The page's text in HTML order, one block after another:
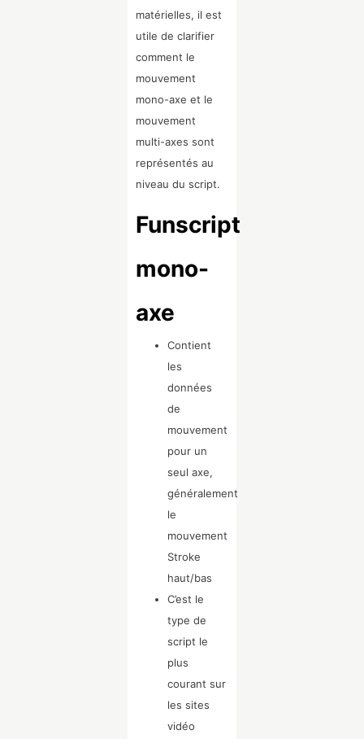
matérielles, il est
utile de clarifier
comment le
mouvement
mono-axe et le
mouvement
multi-axes sont
représentés au
niveau du script.
Funscript
mono-
axe
Contient
les
données
de
mouvement
pour un
seul axe,
généralement
le
mouvement
Stroke
haut/bas
C’est le
type de
script le
plus
courant sur
les sites
vidéo